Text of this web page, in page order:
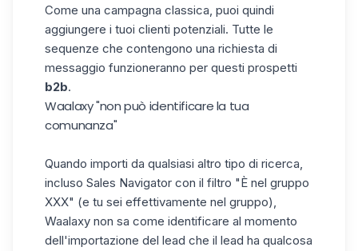
Come una campagna classica, puoi quindi
aggiungere i tuoi clienti potenziali. Tutte le
sequenze che contengono una richiesta di
messaggio funzioneranno per questi prospetti
b2b.
Waalaxy "non può identificare la tua
comunanza"
Quando importi da qualsiasi altro tipo di ricerca,
incluso Sales Navigator con il filtro "È nel gruppo
XXX" (e tu sei effettivamente nel gruppo),
Waalaxy non sa come identificare al momento
dell'importazione del lead che il lead ha qualcosa